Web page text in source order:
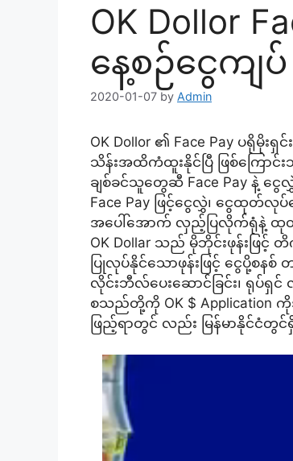
OK Dollor
နေ့စဉ်ငွေက
2020-01-07 by Admin
OK Dollor ၏ Face Pay ပရိုမိုး
သိန်းအထိကံထူးနိုင်ပြီ ဖြစ်ကြေ
ချစ်ခင်သူတွေဆီ Face Pay နဲ့
Face Pay ဖြင့်ငွေလွှဲ၊ ငွေထုတ်လုပ်
အပေါ်အောက် လှည့်ပြလိုက်ရုံနဲ့
OK Dollar သည် မိုဘိုင်းဖုန်းဖြင့်
ပြုလုပ်နိုင်သောဖုန်းဖြင့် ငွေပို့စနစ်
လိုင်းဘီလ်ပေးဆောင်ခြင်း၊ ရုပ်ရှင်
စသည်တို့ကို OK $ Application
ဖြည့်ရာတွင် လည်း မြန်မာနိုင်ငံ